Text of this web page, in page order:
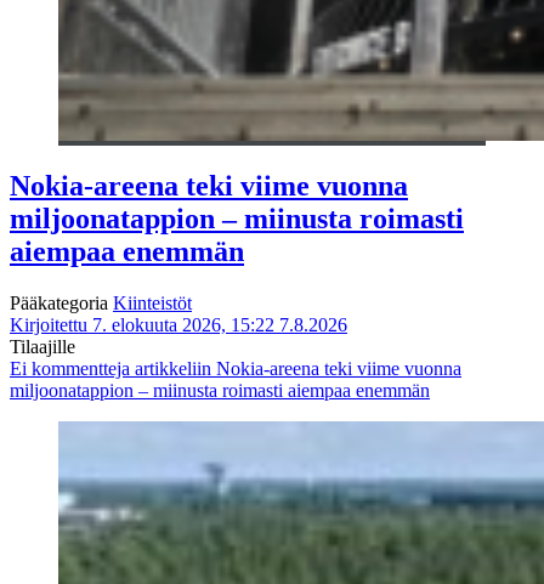
Nokia-areena teki viime vuonna
miljoonatappion – miinusta roimasti
aiempaa enemmän
Pääkategoria Kiinteistöt
Kirjoitettu 7. elokuuta 2026, 15:22 7.8.2026
Tilaajille
Ei kommentteja artikkeliin Nokia-areena teki viime vuonna
miljoonatappion – miinusta roimasti aiempaa enemmän